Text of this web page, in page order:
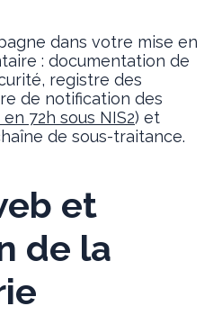
dans votre mise en
: documentation de
registre des
de notification des
72h sous NIS2) et
de sous-traitance.
et
de la